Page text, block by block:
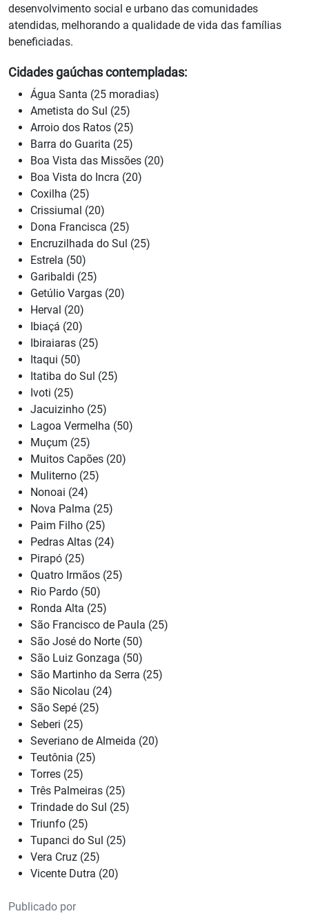
desenvolvimento social e urbano das comunidades
atendidas, melhorando a qualidade de vida das famílias
beneficiadas.
Cidades gaúchas contempladas:
Água Santa (25 moradias)
Ametista do Sul (25)
Arroio dos Ratos (25)
Barra do Guarita (25)
Boa Vista das Missões (20)
Boa Vista do Incra (20)
Coxilha (25)
Crissiumal (20)
Dona Francisca (25)
Encruzilhada do Sul (25)
Estrela (50)
Garibaldi (25)
Getúlio Vargas (20)
Herval (20)
Ibiaçá (20)
Ibiraiaras (25)
Itaqui (50)
Itatiba do Sul (25)
Ivoti (25)
Jacuizinho (25)
Lagoa Vermelha (50)
Muçum (25)
Muitos Capões (20)
Muliterno (25)
Nonoai (24)
Nova Palma (25)
Paim Filho (25)
Pedras Altas (24)
Pirapó (25)
Quatro Irmãos (25)
Rio Pardo (50)
Ronda Alta (25)
São Francisco de Paula (25)
São José do Norte (50)
São Luiz Gonzaga (50)
São Martinho da Serra (25)
São Nicolau (24)
São Sepé (25)
Seberi (25)
Severiano de Almeida (20)
Teutônia (25)
Torres (25)
Três Palmeiras (25)
Trindade do Sul (25)
Triunfo (25)
Tupanci do Sul (25)
Vera Cruz (25)
Vicente Dutra (20)
Publicado por